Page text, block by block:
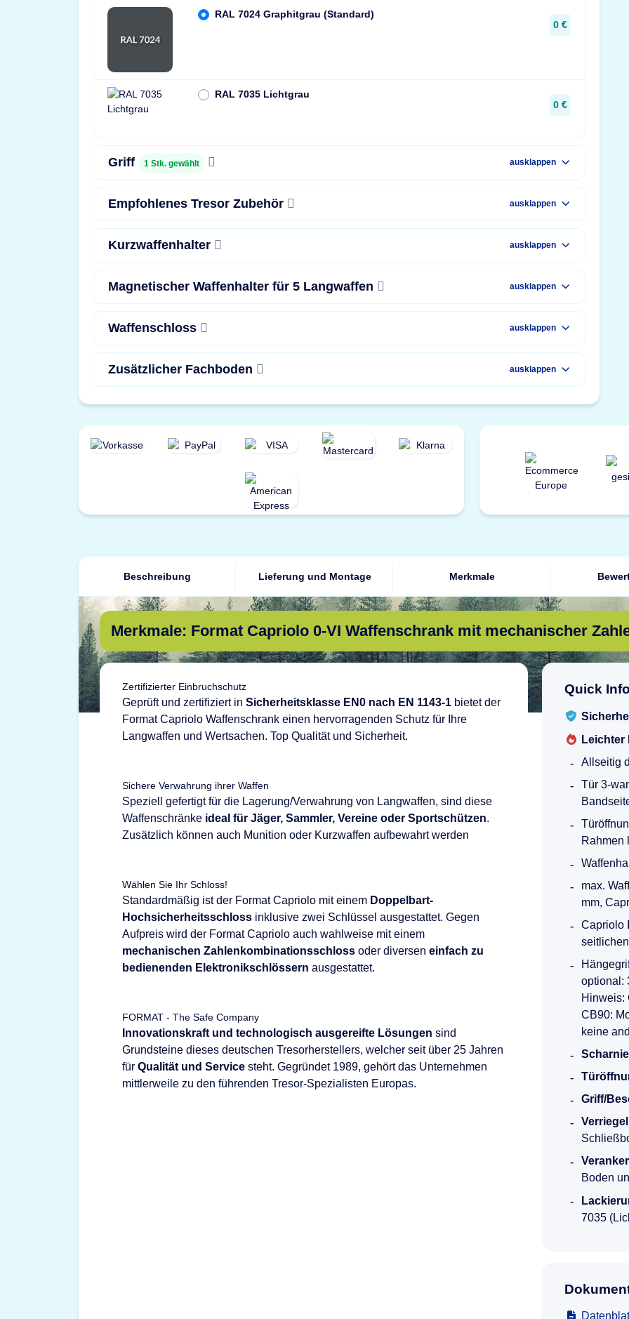
RAL 7024 Graphitgrau (Standard)
0 €
RAL 7035 Lichtgrau
0 €
Griff 1Stk. gewählt ausklappen
Empfohlenes Tresor Zubehör ausklappen
Kurzwaffenhalter ausklappen
Magnetischer Waffenhalter für 5 Langwaffen ausklappen
Waffenschloss ausklappen
Zusätzlicher Fachboden ausklappen
Beschreibung Lieferung und Montage Merkmale
Merkmale: Format Capriolo 0-VI Waffenschrank mit mechanischer
Zertifizierter Einbruchschutz
Geprüft und zertifiziert in Sicherheitsklasse EN0 nach EN 1143-1 bietet der
Format Capriolo Waffenschrank einen hervorragenden Schutz für Ihre
Langwaffen und Wertsachen. Top Qualität und Sicherheit.
Sichere Verwahrung ihrer Waffen
Speziell gefertigt für die Lagerung/Verwahrung von Langwaffen, sind diese
Waffenschränke ideal für Jäger, Sammler, Vereine oder Sportschützen.
Zusätzlich können auch Munition oder Kurzwaffen aufbewahrt werden
Wählen Sie Ihr Schloss!
Standardmäßig ist der Format Capriolo mit einem Doppelbart-
Hochsicherheitsschloss inklusive zwei Schlüssel ausgestattet. Gegen
Aufpreis wird der Format Capriolo auch wahlweise mit einem
mechanischen Zahlenkombinationsschloss oder diversen einfach zu
bedienenden Elektronikschlössern ausgestattet.
FORMAT - The Safe Company
Innovationskraft und technologisch ausgereifte Lösungen sind
Grundsteine dieses deutschen Tresorherstellers, welcher seit über 25 Jahren
für Qualität und Service steht. Gegründet 1989, gehört das Unternehmen
mittlerweile zu den führenden Tresor-Spezialisten Europas.
Quick
Leichter
Allseitig
Tür 3-
Rahmen
max.
mm,
Capriolo
optional:
Hinweis:
CB90:
keine
Griff/
Boden
7035